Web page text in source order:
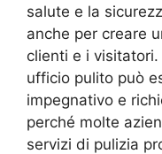
salute e la
anche per creare
clienti e i
ufficio pulito può
impegnativo e
perché molte
servizi di pulizia